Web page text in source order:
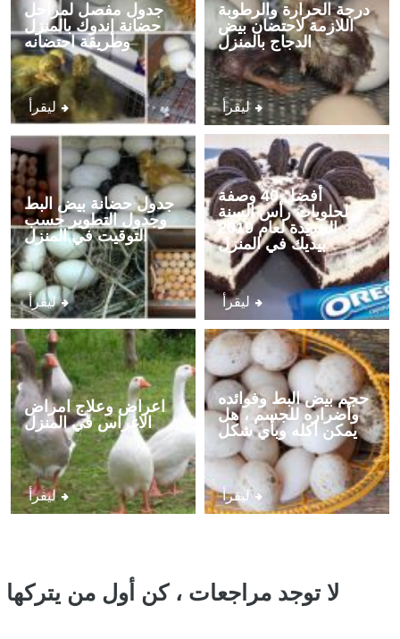
جدول مفصل لمراحل
حضانة إندوك بالمنزل
وطريقة احتضانه
ليقرأ
درجة الحرارة والرطوبة
اللازمة لاحتضان بيض
الدجاج بالمنزل
ليقرأ
جدول حضانة بيض البط
وجدول التطوير حسب
التوقيت في المنزل
ليقرأ
أفضل 40 وصفة
لحلويات رأس السنة
الجديدة لعام 2019
بيديك في المنزل
ليقرأ
اعراض وعلاج امراض
الاغراس في المنزل
ليقرأ
حجم بيض البط وفوائده
وأضراره للجسم ، هل
يمكن أكله وبأي شكل
ليقرأ
لا توجد مراجعات ، كن أول من يتركها